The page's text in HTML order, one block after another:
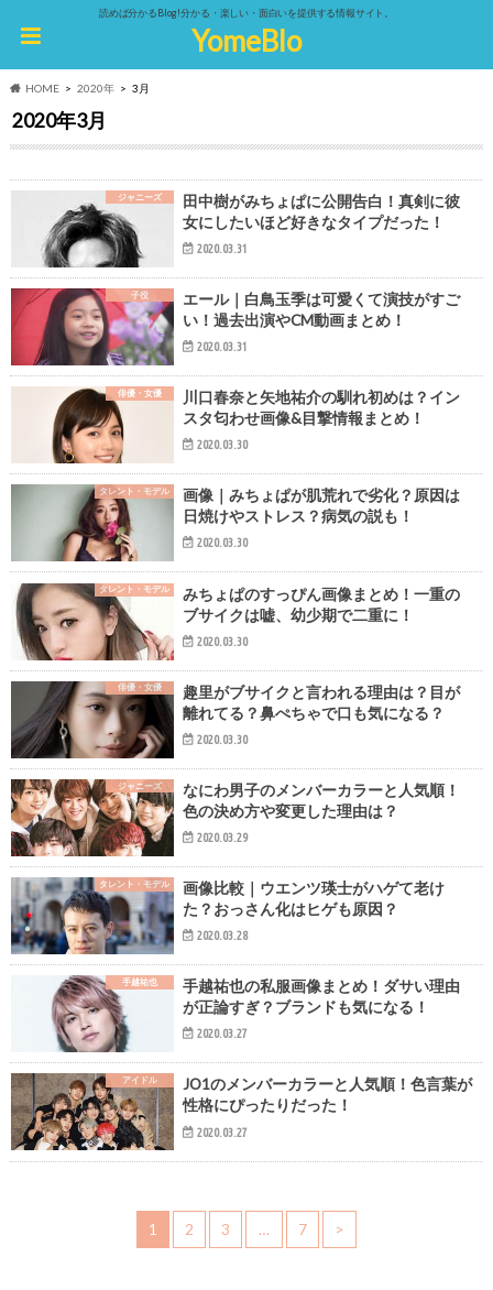
読めば分かるBlog!分かる・楽しい・面白いを提供する情報サイト。
YomeBlo
HOME 2020年 3月
2020年3月
ジャニーズ
田中樹がみちょぱに公開告白！真剣に彼
女にしたいほど好きなタイプだった！
2020.03.31
子役
エール｜白鳥玉季は可愛くて演技がすご
い！過去出演やCM動画まとめ！
2020.03.31
俳優・女優
川口春奈と矢地祐介の馴れ初めは？イン
スタ匂わせ画像&目撃情報まとめ！
2020.03.30
タレント・モデル
画像｜みちょぱが肌荒れで劣化？原因は
日焼けやストレス？病気の説も！
2020.03.30
タレント・モデル
みちょぱのすっぴん画像まとめ！一重の
ブサイクは嘘、幼少期で二重に！
2020.03.30
俳優・女優
趣里がブサイクと言われる理由は？目が
離れてる？鼻ぺちゃで口も気になる？
2020.03.30
ジャニーズ
なにわ男子のメンバーカラーと人気順！
色の決め方や変更した理由は？
2020.03.29
タレント・モデル
画像比較｜ウエンツ瑛士がハゲて老け
た？おっさん化はヒゲも原因？
2020.03.28
手越祐也
手越祐也の私服画像まとめ！ダサい理由
が正論すぎ？ブランドも気になる！
2020.03.27
アイドル
JO1のメンバーカラーと人気順！色言葉が
性格にぴったりだった！
2020.03.27
1 2 3 … 7 >